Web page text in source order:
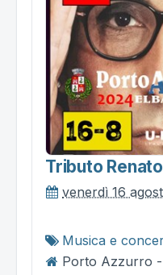
Tributo
venerdì 16
Musica e
Porto Azzurro